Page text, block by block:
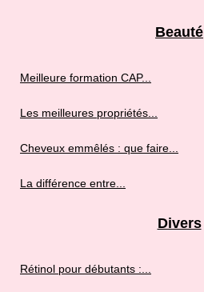
Beauté
Meilleure formation CAP...
Les meilleures propriétés...
Cheveux emmêlés : que faire...
La différence entre...
Divers
Rétinol pour débutants :...